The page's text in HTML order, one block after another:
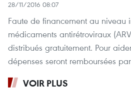
28/11/2016 08:07
Faute de financement au niveau
médicaments antirétroviraux
distribués gratuitement. Pour
dépenses seront remboursées
VOIR PLUS